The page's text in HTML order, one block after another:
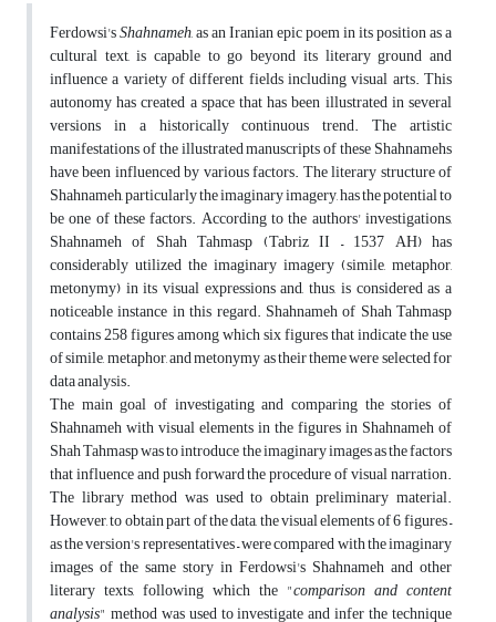
Ferdowsi'sShahnameh, as an Iranian epic poem in its position as a
cultural text, is capable to go beyond its literary ground and
influence a variety of different fields including visual arts. This
autonomy has created a space that has been illustrated in several
versions in a historically continuous trend. The artistic
manifestations of the illustrated manuscripts of these Shahnamehs
have been influenced by various factors. The literary structure of
Shahnameh, particularly the imaginary imagery, has the potential to
be one of these factors. According to the authors' investigations,
Shahnameh of Shah Tahmasp (Tabriz II – 1537 AH) has
considerably utilized the imaginary imagery (simile, metaphor,
metonymy) in its visual expressions and, thus, is considered as a
noticeable instance in this regard. Shahnameh of Shah Tahmasp
contains 258 figures among which six figures that indicate the use
of simile, metaphor, and metonymy as their theme were selected for
data analysis.
The main goal of investigating and comparing the stories of
Shahnameh with visual elements in the figures in Shahnameh of
Shah Tahmasp was to introduce the imaginary images as the factors
that influence and push forward the procedure of visual narration.
The library method was used to obtain preliminary material.
However, to obtain part of the data, the visual elements of 6 figures –
as the version's representatives – were compared with the imaginary
images of the same story in Ferdowsi's Shahnameh and other
literary texts, following which the "comparison and content
analysis" method was used to investigate and infer the technique